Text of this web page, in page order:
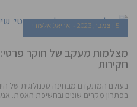
5 דצמבר, 2023 אריאל אלעזרי
מצלמות מעקב של חוקר פרטי:
חקירות
בעולם המתקדם מבחינה טכנולוגית של
בפתרון מקרים שונים ובחשיפת האמת.